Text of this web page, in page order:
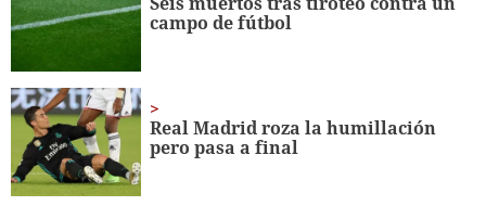
campo de fútbol
Real Madrid roza la humillación
pero pasa a final